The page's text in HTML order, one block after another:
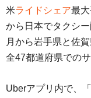
米ライドシェア最
から日本でタクシ
月から岩手県と佐
全47都道府県での
Uberアプリ内で、